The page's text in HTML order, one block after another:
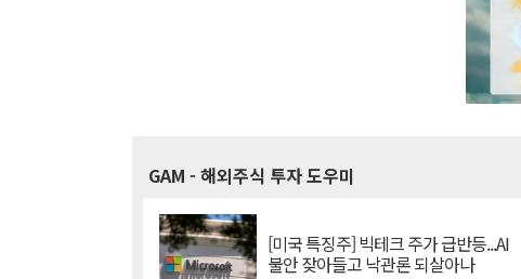
GAM - 해외주식 투자 도우미
[미국 특징주] 빅테크 주가 급반등...AI
불안 잦아들고 낙관론 되살아나